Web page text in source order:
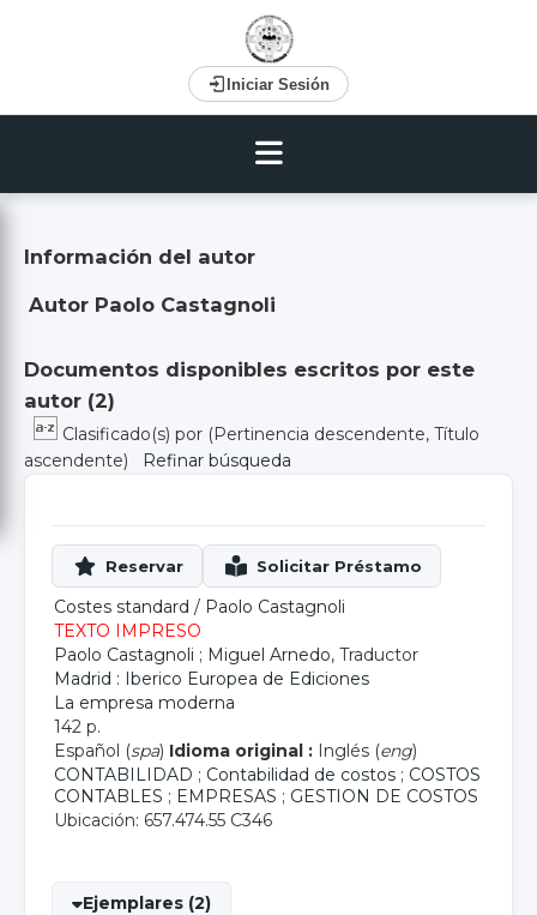
Iniciar Sesión
Información del autor
Autor Paolo Castagnoli
Documentos disponibles escritos por este
autor (2)
Clasificado(s) por (Pertinencia descendente, Título
ascendente)
Refinar búsqueda
Costes standard / Paolo Castagnoli
TEXTO IMPRESO
Paolo Castagnoli ; Miguel Arnedo, Traductor
Madrid : Iberico Europea de Ediciones
La empresa moderna
142 p.
Español (spa) Idioma original : Inglés (eng)
CONTABILIDAD ; Contabilidad de costos ; COSTOS
CONTABLES ; EMPRESAS ; GESTION DE COSTOS
Ubicación: 657.474.55 C346
Ejemplares (2)